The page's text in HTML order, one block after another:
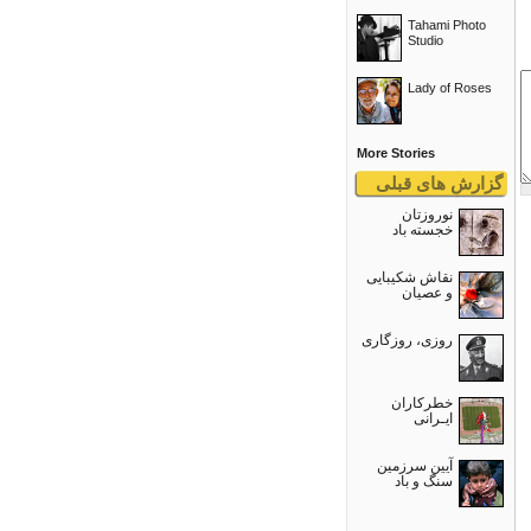
Tahami Photo
Studio
Lady of Roses
More Stories
گزارش های قبلی
نوروزتان
خجسته باد
نقاش شکیبایی
و عصيان
روزی، روزگاری
خطرکاران
ایـرانی
آیین سرزمین
سنگ و باد